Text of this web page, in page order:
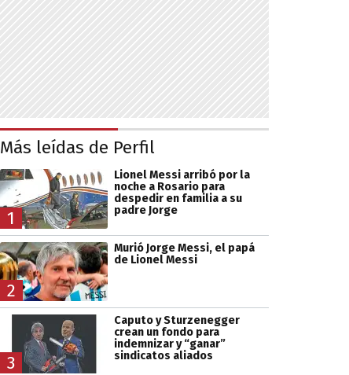
Más leídas de Perfil
1
Lionel Messi arribó por la
noche a Rosario para
despedir en familia a su
padre Jorge
2
Murió Jorge Messi, el papá
de Lionel Messi
3
Caputo y Sturzenegger
crean un fondo para
indemnizar y “ganar”
sindicatos aliados